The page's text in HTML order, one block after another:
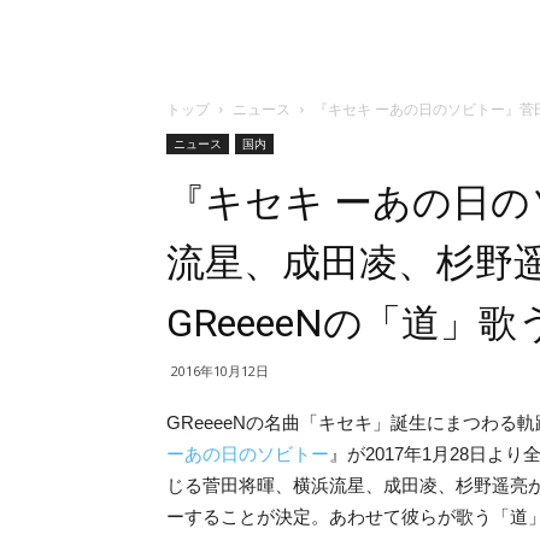
トップ ニュース 『キセキ ーあの日のソビトー』
ニュース 国内
『キセキ ーあの日
流星、成田凌、杉野
GReeeeNの「道」歌
2016年10月12日
GReeeeNの名曲「キセキ」誕生にまつわる
ーあの日のソビトー 』が2017年1月28日より
じる菅田将暉、横浜流星、成田凌、杉野遥
ーすることが決定。あわせて彼らが歌う「